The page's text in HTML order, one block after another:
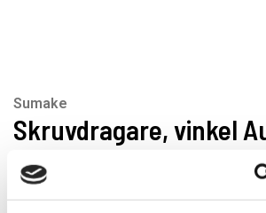
Sumake
Skruvdragare, vinkel
Off